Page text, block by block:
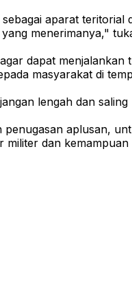
aparat
menerimanya,"
dapat
masyarakat di
lengah dan
aplusan,
dan